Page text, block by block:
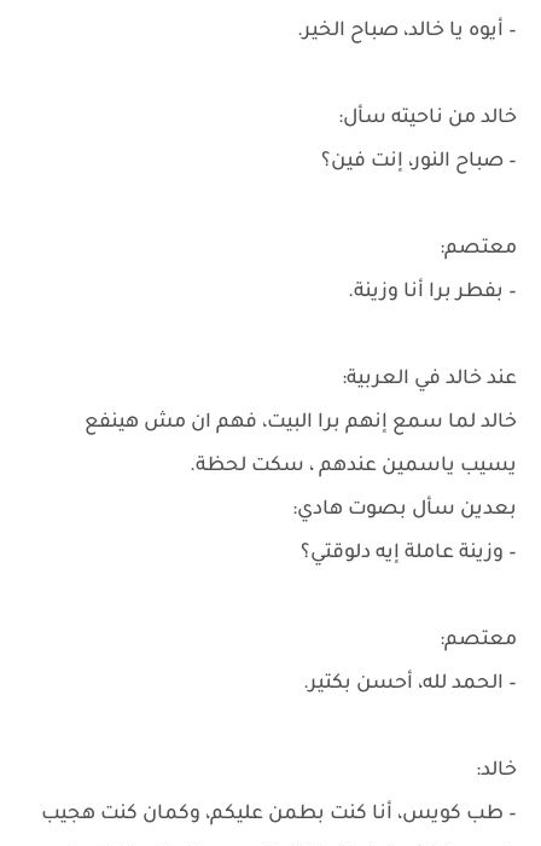
– أيوه يا خالد، صباح الخير.
خالد من ناحيته سأل:
– صباح النور، إنت فين؟
معتصم:
– بفطر برا أنا وزينة.
عند خالد في العربية:
خالد لما سمع إنهم برا البيت، فهم ان مش هينفع
يسيب ياسمين عندهم ، سكت لحظة.
بعدين سأل بصوت هادي:
– وزينة عاملة إيه دلوقتي؟
معتصم:
– الحمد لله، أحسن بكتير.
خالد:
– طب كويس، أنا كنت بطمن عليكم، وكمان كنت هجيب